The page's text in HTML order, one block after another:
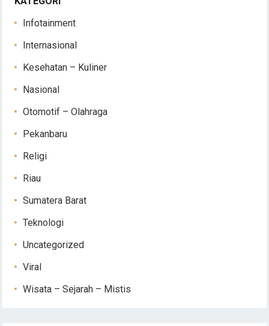
Infotainment
Internasional
Kesehatan – Kuliner
Nasional
Otomotif – Olahraga
Pekanbaru
Religi
Riau
Sumatera Barat
Teknologi
Uncategorized
Viral
Wisata – Sejarah – Mistis